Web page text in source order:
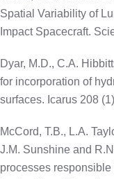
Spatial Variability of
Impact Spacecraft.
Dyar, M.D., C.A.
for incorporation of
surfaces. Icarus 208
McCord, T.B., L.A.
J.M. Sunshine and
processes